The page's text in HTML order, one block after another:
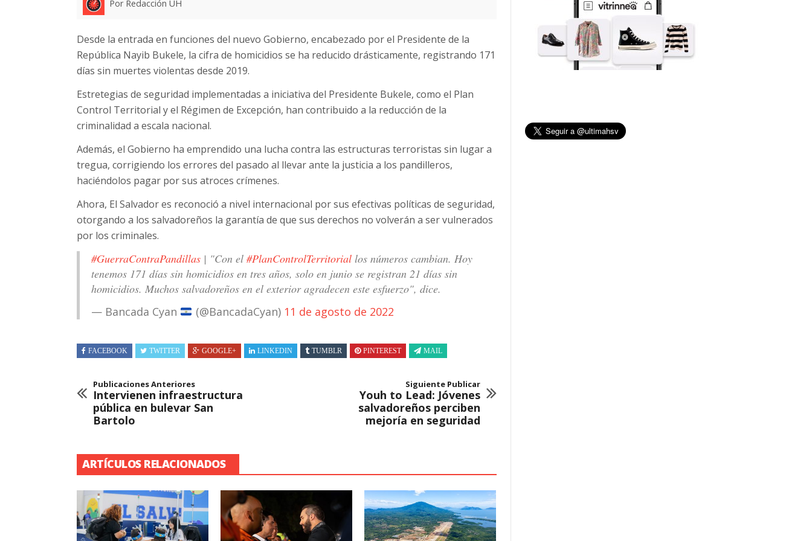
Por Redacción UH
Desde la entrada en funciones del nuevo Gobierno, encabezado por el Presidente de la
República Nayib Bukele, la cifra de homicidios se ha reducido drásticamente, registrando 171
días sin muertes violentas desde 2019.
Estretegias de seguridad implementadas a iniciativa del Presidente Bukele, como el Plan
Control Territorial y el Régimen de Excepción, han contribuido a la reducción de la
criminalidad a escala nacional.
Además, el Gobierno ha emprendido una lucha contra las estructuras terroristas sin lugar a
tregua, corrigiendo los errores del pasado al llevar ante la justicia a los pandilleros,
haciéndolos pagar por sus atroces crímenes.
Ahora, El Salvador es reconoció a nivel internacional por sus efectivas políticas de seguridad,
otorgando a los salvadoreños la garantía de que sus derechos no volverán a ser vulnerados
por los criminales.
#GuerraContraPandillas | "Con el #PlanControlTerritorial los números cambian. Hoy
tenemos 171 días sin homicidios en tres años, solo en junio se registran 21 días sin
homicidios. Muchos salvadoreños en el exterior agradecen este esfuerzo", dice.
— Bancada Cyan
(@BancadaCyan) 11 de agosto de 2022
FACEBOOK TWITTER GOOGLE+ LINKEDIN TUMBLR PINTEREST MAIL
Publicaciones Anteriores
Intervienen infraestructura
pública en bulevar San
Bartolo
Siguiente Publicar
Youh to Lead: Jóvenes
salvadoreños perciben
mejoría en seguridad
ARTÍCULOS RELACIONADOS